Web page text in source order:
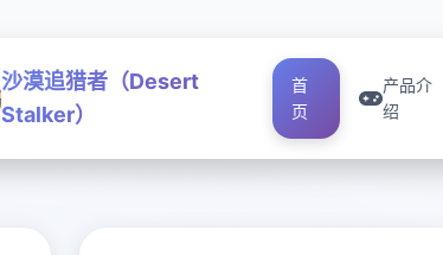
沙漠追猎者（Desert
Stalker）
首
页
产品介
绍